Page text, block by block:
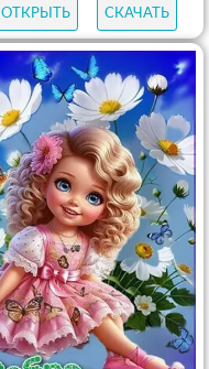
ОТКРЫТЬ СКАЧАТЬ